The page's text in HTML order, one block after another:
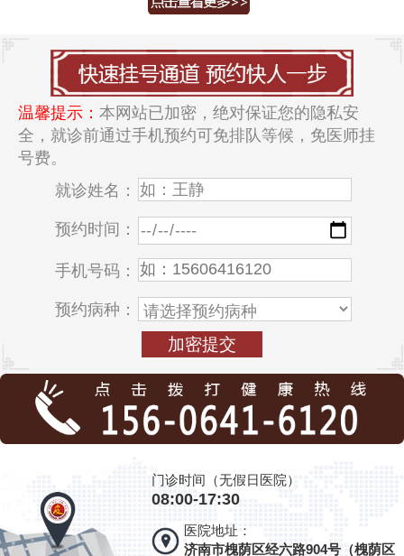
温馨提示：本网站已加密，绝对保证您的隐私安
全，就诊前通过手机预约可免排队等候，免医师挂
号费。
就诊姓名：
预约时间：
手机号码：
预约病种：
门诊时间（无假日医院）
08:00-17:30
医院地址：
济南市槐荫区经六路904号（槐荫区